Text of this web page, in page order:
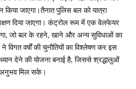
किया जाएगा।तैनात पुलिस बल को यात्रा
दिया जाएगा। कंट्रोल रूम में एक वेलफेयर
जो बल के रहने, खाने और अन्य सुविधाओं का
वर्षों की चुनौतियों का विश्लेषण कर इस
देने की योजना बनाई है, जिससे श्रद्धालुओं
अनुभव मिल सके।